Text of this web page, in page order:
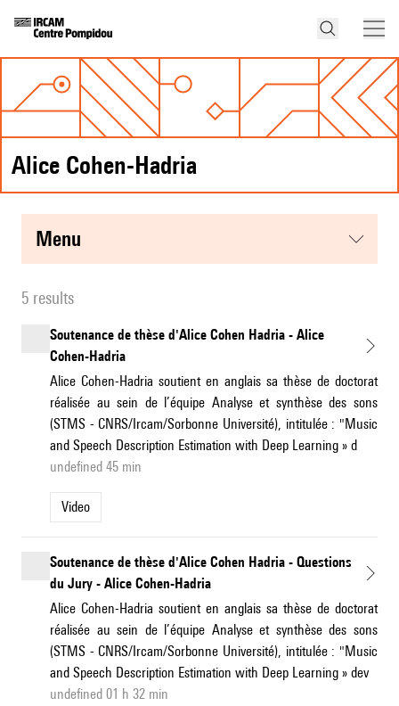
Alice Cohen-Hadria
menu
5 results
Soutenance de thèse d'Alice Cohen Hadria - Alice
Cohen-Hadria
Alice Cohen-Hadria soutient en anglais sa thèse de doctorat
réalisée au sein de l’équipe Analyse et synthèse des sons
(STMS - CNRS/Ircam/Sorbonne Université), intitulée : "Music
and Speech Description Estimation with Deep Learning » d
undefined 45 min
Video
Soutenance de thèse d'Alice Cohen Hadria - Questions
du Jury - Alice Cohen-Hadria
Alice Cohen-Hadria soutient en anglais sa thèse de doctorat
réalisée au sein de l’équipe Analyse et synthèse des sons
(STMS - CNRS/Ircam/Sorbonne Université), intitulée : "Music
and Speech Description Estimation with Deep Learning » dev
undefined 01 h 32 min